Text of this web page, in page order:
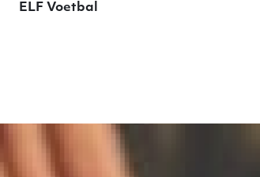
ELF Voetbal